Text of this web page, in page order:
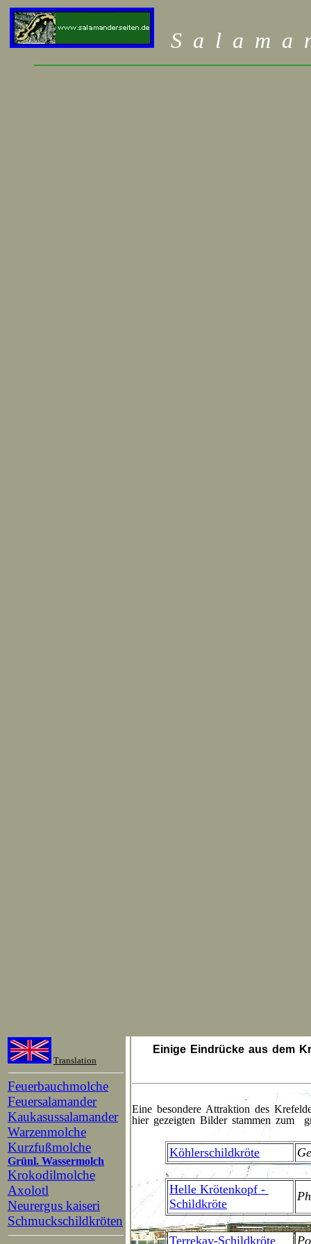
S a l a m a
Translation
Feuerbauchmolche
Feuersalamander
Kaukasussalamander
Warzenmolche
Kurzfußmolche
Grünl. Wassermolch
Krokodilmolche
Axolotl
Neurergus kaiseri
Schmuckschildkröten
Einige Eindrücke aus dem
Eine besondere Attraktion des
hier gezeigten Bilder stammen zum
Köhlerschildkröte
Helle Krötenkopf -
Schildkröte
Terrekay-Schildkröte